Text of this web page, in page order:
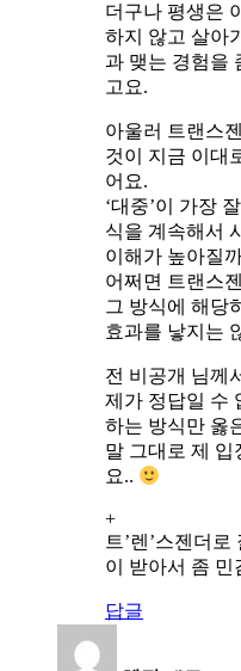
더구나 평생은
하지 않고 살아
과 맺는 경험을
고요.
아울러 트랜스
것이 지금 이대
어요.
‘대중’이 가장
식을 계속해서
이해가 높아질
어쩌면 트랜스
그 방식에 해당
효과를 낳지는
전 비공개 님께
제가 정답일 수
하는 방식만 옳
말 그대로 제
요..
+
트’렌’스젠더
이 받아서 좀 민
답글